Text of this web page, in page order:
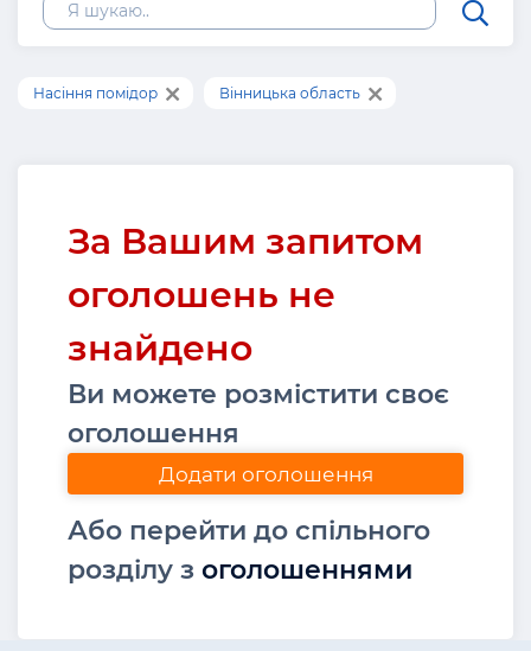
Насіння помідор Вінницька область
За Вашим запитом
оголошень не
знайдено
Ви можете розмістити своє
оголошення
Додати оголошення
Або перейти до спільного
розділу з оголошеннями